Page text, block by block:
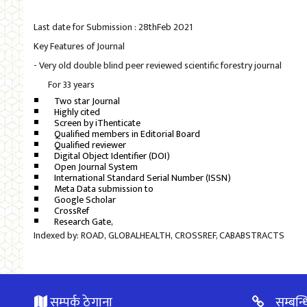
Last date for Submission : 28thFeb 2021
Key Features of Journal
- Very old double blind peer reviewed scientific forestry journal
For 33 years
Two star Journal
Highly cited
Screen by iThenticate
Qualified members in Editorial Board
Qualified reviewer
Digital Object Identifier (DOI)
Open Journal System
International Standard Serial Number (ISSN)
Meta Data submission to
Google Scholar
CrossRef
Research Gate,
Indexed by: ROAD, GLOBALHEALTH, CROSSREF, CABABSTRACTS
सम्पर्क ठेगाना